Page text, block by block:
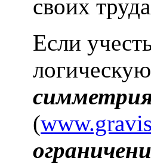
своих
Если
(